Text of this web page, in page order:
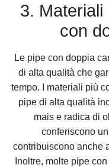
3. Materiali
con
Le pipe con doppia
di alta qualità che
tempo. I materiali più
pipe di alta qualità
mais e radica di
conferiscono
contribuiscono anche
Inoltre, molte pipe